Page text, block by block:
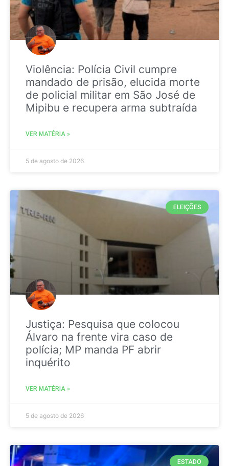
Violência: Polícia Civil cumpre
mandado de prisão, elucida morte
de policial militar em São José de
Mipibu e recupera arma subtraída
VER MATÉRIA »
5 de agosto de 2026
ELEIÇÕES
Justiça: Pesquisa que colocou
Álvaro na frente vira caso de
polícia; MP manda PF abrir
inquérito
VER MATÉRIA »
5 de agosto de 2026
ESTADO